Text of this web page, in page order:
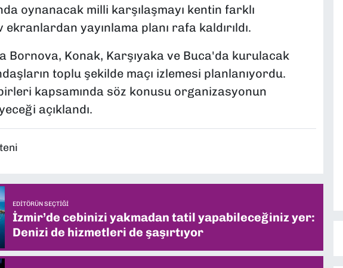
oynanacak milli karşılaşmayı kentin farklı
yayınlama planı rafa kaldırıldı.
Bornova, Konak, Karşıyaka ve Buca'da kurulacak
toplu şekilde maçı izlemesi planlanıyordu.
kapsamında söz konusu organizasyonun
açıklandı.
EDITÖRÜN SEÇTIĞI
İzmir’de cebinizi yakmadan tatil yapabileceğiniz yer:
Denizi de hizmetleri de şaşırtıyor